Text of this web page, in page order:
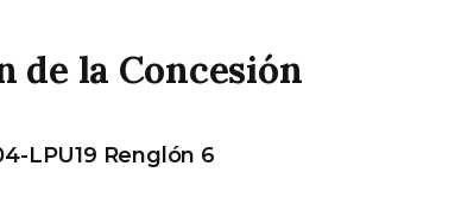
de la Concesión
LPU19 Renglón 6